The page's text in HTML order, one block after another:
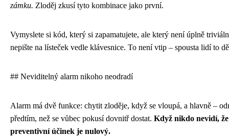
zámku. Zloděj zkusí tyto kombinace jako první.
Vymyslete si kód, který si zapamatujete, ale který není úplně
nepište na lísteček vedle klávesnice. To není vtip – spousta lidí to
## Neviditelný alarm nikoho neodradí
Alarm má dvě funkce: chytit zloděje, když se vloupá, a hlavně –
předtím, než se vůbec pokusí dovnitř dostat. Když nikdo nevidí,
preventivní účinek je nulový.